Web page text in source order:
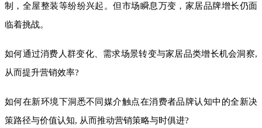
制，全屋整装等纷纷兴起。但市场瞬息万变，家居品牌增长仍面
临着挑战。
如何通过消费人群变化、需求场景转变与家居品类增长机会洞察,
从而提升营销效率?
如何在新环境下洞悉不同媒介触点在消费者品牌认知中的全新决
策路径与价值认知, 从而推动营销策略与时俱进?